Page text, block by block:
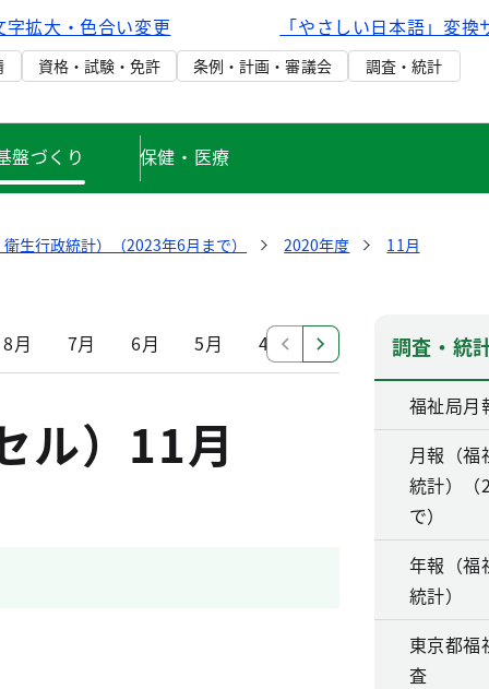
拡大・色合い変更 「やさしい日本語」変換
資格・試験・免許 条例・計画・審議会
調査・統計
盤づくり 保健・医療
生行政統計）（2023年6月まで） 2020年度
11月
8月 7月 6月 5月 4月
ル）11月
調査・統
福祉局月
月報（福
統計）（
で）
年報（福
統計）
東京都福
査